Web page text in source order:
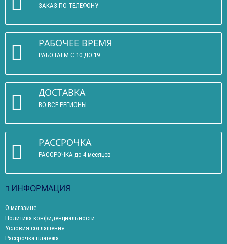
ЗАКАЗ ПО ТЕЛЕФОНУ
РАБОЧЕЕ ВРЕМЯ
РАБОТАЕМ С 10 ДО 19
ДОСТАВКА
ВО ВСЕ РЕГИОНЫ
РАССРОЧКА
РАССРОЧКА до 4 месяцев
ИНФОРМАЦИЯ
О магазине
Политика конфиденциальности
Условия соглашения
Рассрочка платежа